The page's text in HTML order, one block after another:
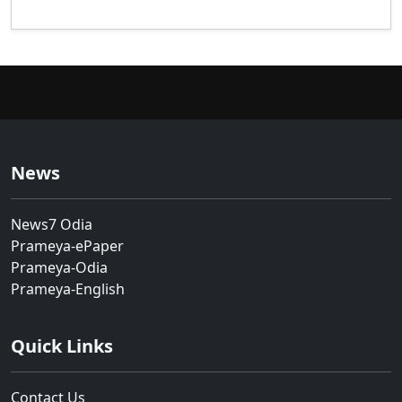
News
News7 Odia
Prameya-ePaper
Prameya-Odia
Prameya-English
Quick Links
Contact Us